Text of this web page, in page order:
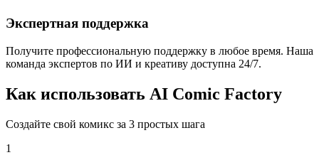
Экспертная поддержка
Получите профессиональную поддержку в любое время. Наша
команда экспертов по ИИ и креативу доступна 24/7.
Как использовать AI Comic Factory
Создайте свой комикс за 3 простых шага
1